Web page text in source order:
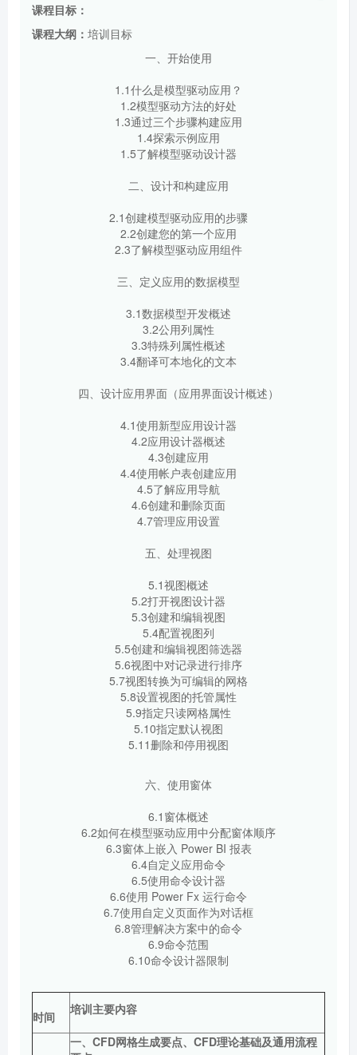
课程目标：
课程大纲： 培训目标
一、开始使用
1.1什么是模型驱动应用？
1.2模型驱动方法的好处
1.3通过三个步骤构建应用
1.4探索示例应用
1.5了解模型驱动设计器
二、设计和构建应用
2.1创建模型驱动应用的步骤
2.2创建您的第一个应用
2.3了解模型驱动应用组件
三、定义应用的数据模型
3.1数据模型开发概述
3.2公用列属性
3.3特殊列属性概述
3.4翻译可本地化的文本
四、设计应用界面（应用界面设计概述）
4.1使用新型应用设计器
4.2应用设计器概述
4.3创建应用
4.4使用帐户表创建应用
4.5了解应用导航
4.6创建和删除页面
4.7管理应用设置
五、处理视图
5.1视图概述
5.2打开视图设计器
5.3创建和编辑视图
5.4配置视图列
5.5创建和编辑视图筛选器
5.6视图中对记录进行排序
5.7视图转换为可编辑的网格
5.8设置视图的托管属性
5.9指定只读网格属性
5.10指定默认视图
5.11删除和停用视图
六、使用窗体
6.1窗体概述
6.2如何在模型驱动应用中分配窗体顺序
6.3窗体上嵌入 Power BI 报表
6.4自定义应用命令
6.5使用命令设计器
6.6使用 Power Fx 运行命令
6.7使用自定义页面作为对话框
6.8管理解决方案中的命令
6.9命令范围
6.10命令设计器限制
时间 培训主要内容
一、 CFD网格生成要点、CFD理论基础及通用流程